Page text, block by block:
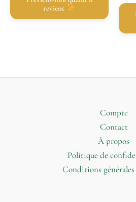
revient
Compte
Contact
À propos
Politique de
Conditions générales